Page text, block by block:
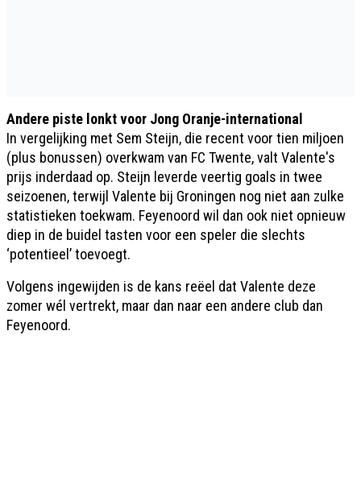
Andere piste lonkt voor Jong Oranje-international
In vergelijking met Sem Steijn, die recent voor tien miljoen
(plus bonussen) overkwam van FC Twente, valt Valente's
prijs inderdaad op. Steijn leverde veertig goals in twee
seizoenen, terwijl Valente bij Groningen nog niet aan zulke
statistieken toekwam. Feyenoord wil dan ook niet opnieuw
diep in de buidel tasten voor een speler die slechts
‘potentieel’ toevoegt.
Volgens ingewijden is de kans reëel dat Valente deze
zomer wél vertrekt, maar dan naar een andere club dan
Feyenoord.